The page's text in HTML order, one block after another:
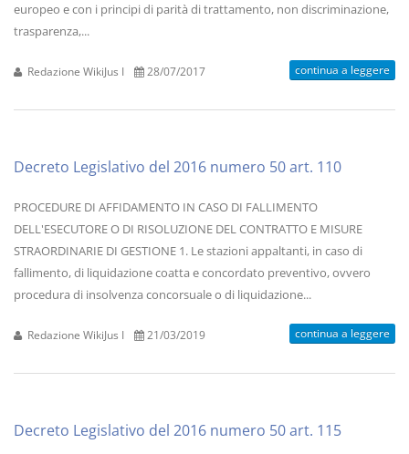
europeo e con i principi di parità di trattamento, non discriminazione,
trasparenza,...
Redazione WikiJus I 28/07/2017 continua a leggere
Decreto Legislativo del 2016 numero 50 art. 110
PROCEDURE DI AFFIDAMENTO IN CASO DI FALLIMENTO
DELL'ESECUTORE O DI RISOLUZIONE DEL CONTRATTO E MISURE
STRAORDINARIE DI GESTIONE 1. Le stazioni appaltanti, in caso di
fallimento, di liquidazione coatta e concordato preventivo, ovvero
procedura di insolvenza concorsuale o di liquidazione...
Redazione WikiJus I 21/03/2019 continua a leggere
Decreto Legislativo del 2016 numero 50 art. 115